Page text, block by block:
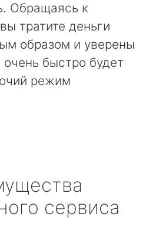
Обращаясь к
тратите деньги
образом и уверены
очень быстро будет
режим
сервиса